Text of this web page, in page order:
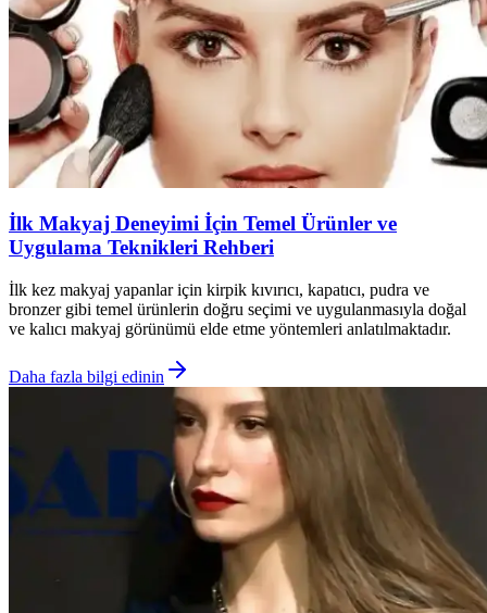
İlk Makyaj Deneyimi İçin Temel Ürünler ve
Uygulama Teknikleri Rehberi
İlk kez makyaj yapanlar için kirpik kıvırıcı, kapatıcı, pudra ve
bronzer gibi temel ürünlerin doğru seçimi ve uygulanmasıyla doğal
ve kalıcı makyaj görünümü elde etme yöntemleri anlatılmaktadır.
Daha fazla bilgi edinin